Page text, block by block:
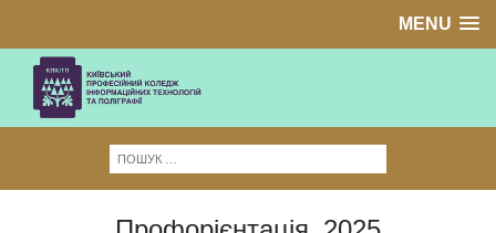
MENU